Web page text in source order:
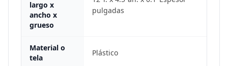
largo x
ancho x
grueso
pulgadas
Material o
tela
Plástico